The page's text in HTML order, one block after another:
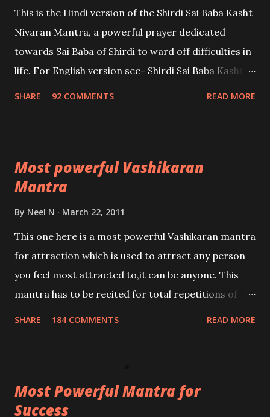
This is the Hindi version of the Shirdi Sai Baba Kasht
Nivaran Mantra, a powerful prayer dedicated
towards Sai Baba of Shirdi to ward off difficulties in
life. For English version see- Shirdi Sai Baba Kasht
SHARE 92 COMMENTS READ MORE
Most powerful Vashikaran
Mantra
By Neel N March 22, 2011
This one here is a most powerful Vashikaran mantra
for attraction which is used to attract any person
you feel most attracted to,it can be anyone. This
mantra has to be recited for total repetitions of
you wish to attract.
SHARE 184 COMMENTS READ MORE
Most Powerful Mantra for
Success